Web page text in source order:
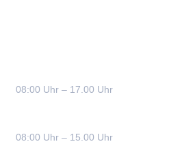
08:00 Uhr – 17.00 Uhr
08:00 Uhr – 15.00 Uhr